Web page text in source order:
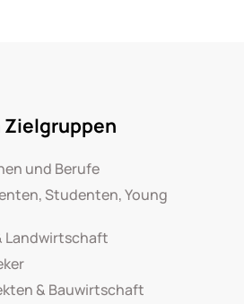
Zielgruppen
und Berufe
Studenten, Young
Landwirtschaft
& Bauwirtschaft